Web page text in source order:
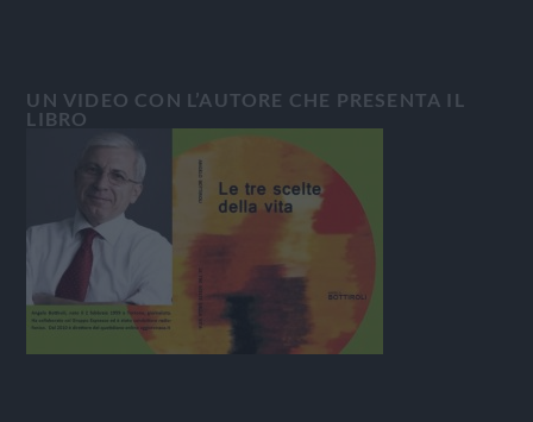
UN VIDEO CON L’AUTORE CHE PRESENTA IL
LIBRO